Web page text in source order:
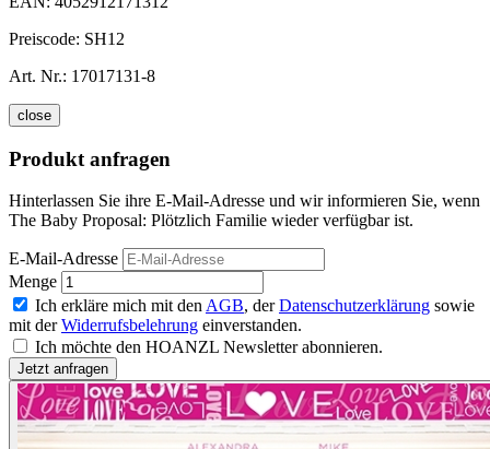
Preiscode: SH12
Art. Nr.: 17017131-8
close
Produkt anfragen
Hinterlassen Sie ihre E-Mail-Adresse und wir informieren Sie, wenn
The Baby Proposal: Plötzlich Familie wieder verfügbar ist.
E-Mail-Adresse
Menge
Ich erkläre mich mit den AGB, derDatenschutzerklärung sowie
mit derWiderrufsbelehrung einverstanden.
Ich möchte den HOANZL Newsletter abonnieren.